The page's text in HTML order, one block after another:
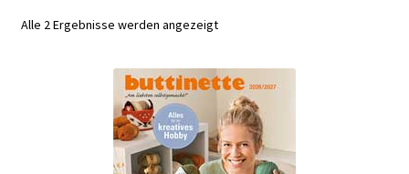
Alle 2 Ergebnisse werden angezeigt